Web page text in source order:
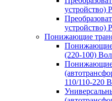
устройство)
устройство)
Понижающие
Понижающие
(220-100)
Понижающие
110/110-220